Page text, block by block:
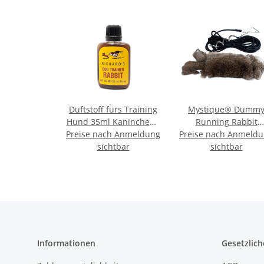
Duftstoff fürs Training
Hund 35ml Kaninchen -
Rabbit
Preise nach Anmeldung
sichtbar
Mystique® Dummy
Running Rabbit
Kaninchendummy
Fell
Preise nach
sichtbar
Informationen